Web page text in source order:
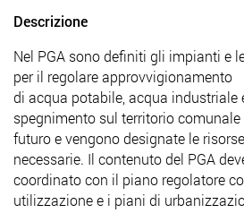
Descrizione
Nel PGA sono definiti gli impianti e
per il regolare approvvigionamento
di acqua potabile, acqua industriale
spegnimento sul territorio
futuro e vengono designate le
necessarie. Il contenuto del PGA
coordinato con il piano regolatore
utilizzazione e i piani di